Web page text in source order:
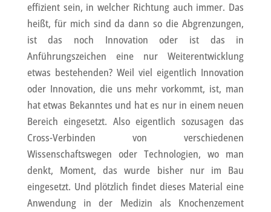
effizient sein, in welcher Richtung auch immer. Das
heißt, für mich sind da dann so die Abgrenzungen,
ist das noch Innovation oder ist das in
Anführungszeichen eine nur Weiterentwicklung
etwas bestehenden? Weil viel eigentlich Innovation
oder Innovation, die uns mehr vorkommt, ist, man
hat etwas Bekanntes und hat es nur in einem neuen
Bereich eingesetzt. Also eigentlich sozusagen das
Cross-Verbinden von verschiedenen
Wissenschaftswegen oder Technologien, wo man
denkt, Moment, das wurde bisher nur im Bau
eingesetzt. Und plötzlich findet dieses Material eine
Anwendung in der Medizin als Knochenzement